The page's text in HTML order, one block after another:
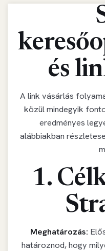
és
A link vásárlás
közül mindegyik
eredményes
alábbiakban
1.
Meghatározás:
határoznod, hogy